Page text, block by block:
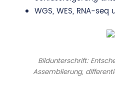
WGS, WES, RNA-
Bildunterschrift:
Assemblierung,